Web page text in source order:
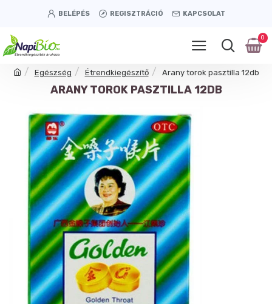
BELÉPÉS REGISZTRÁCIÓ KAPCSOLAT
0
Egészség Étrendkiegészítő Arany torok pasztilla 12db
ARANY TOROK PASZTILLA 12DB